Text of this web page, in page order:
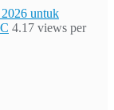
untuk
4.17 views per